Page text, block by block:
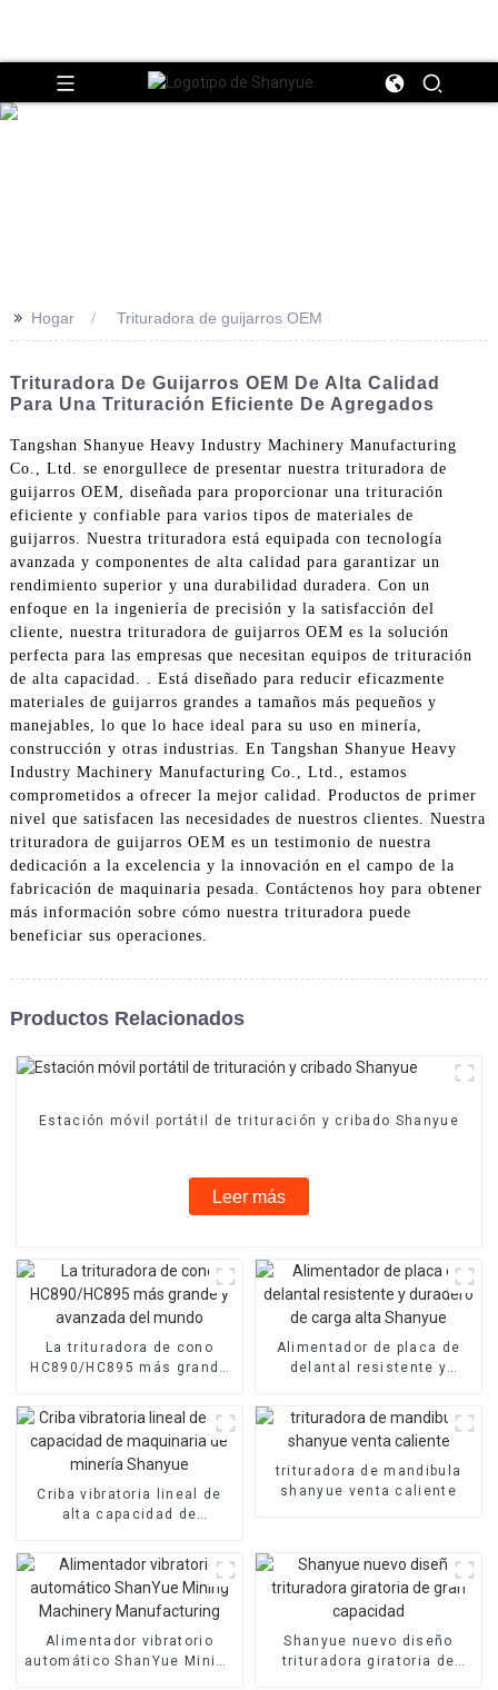
>> Hogar Trituradora de guijarros OEM
Trituradora De Guijarros OEM De Alta Calidad
Para Una Trituración Eficiente De Agregados
Tangshan Shanyue Heavy Industry Machinery Manufacturing
Co., Ltd. se enorgullece de presentar nuestra trituradora de
guijarros OEM, diseñada para proporcionar una trituración
eficiente y confiable para varios tipos de materiales de
guijarros. Nuestra trituradora está equipada con tecnología
avanzada y componentes de alta calidad para garantizar un
rendimiento superior y una durabilidad duradera. Con un
enfoque en la ingeniería de precisión y la satisfacción del
cliente, nuestra trituradora de guijarros OEM es la solución
perfecta para las empresas que necesitan equipos de trituración
de alta capacidad. . Está diseñado para reducir eficazmente
materiales de guijarros grandes a tamaños más pequeños y
manejables, lo que lo hace ideal para su uso en minería,
construcción y otras industrias. En Tangshan Shanyue Heavy
Industry Machinery Manufacturing Co., Ltd., estamos
comprometidos a ofrecer la mejor calidad. Productos de primer
nivel que satisfacen las necesidades de nuestros clientes. Nuestra
trituradora de guijarros OEM es un testimonio de nuestra
dedicación a la excelencia y la innovación en el campo de la
fabricación de maquinaria pesada. Contáctenos hoy para obtener
más información sobre cómo nuestra trituradora puede
beneficiar sus operaciones.
Productos Relacionados
Estación móvil portátil de trituración y cribado Shanyue
Leer más
La trituradora de cono
HC890/HC895 más grande
Alimentador de placa de
delantal resistente y
Criba vibratoria lineal de
alta capacidad de
trituradora de mandibula
shanyue venta caliente
Alimentador vibratorio
automático ShanYue Mining
Shanyue nuevo diseño
trituradora giratoria de